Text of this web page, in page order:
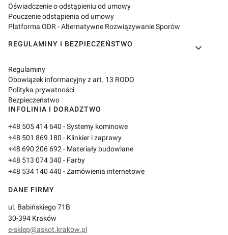
Oświadczenie o odstąpieniu od umowy
Pouczenie odstąpienia od umowy
Platforma ODR - Alternatywne Rozwiązywanie Sporów
REGULAMINY I BEZPIECZEŃSTWO
Regulaminy
Obowiązek informacyjny z art. 13 RODO
Polityka prywatności
Bezpieczeństwo
INFOLINIA I DORADZTWO
+48 505 414 640 - Systemy kominowe
+48 501 869 180 - Klinkier i zaprawy
+48 690 206 692 - Materiały budowlane
+48 513 074 340 - Farby
+48 534 140 440 - Zamówienia internetowe
DANE FIRMY
ul. Babińskiego 71B
30-394 Kraków
e-sklep@askot.krakow.pl